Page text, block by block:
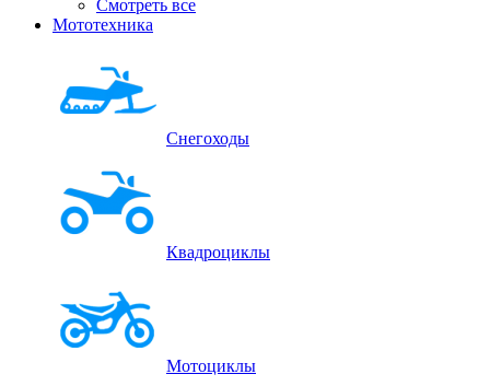
Смотреть все
Мототехника
Снегоходы
Квадроциклы
Мотоциклы